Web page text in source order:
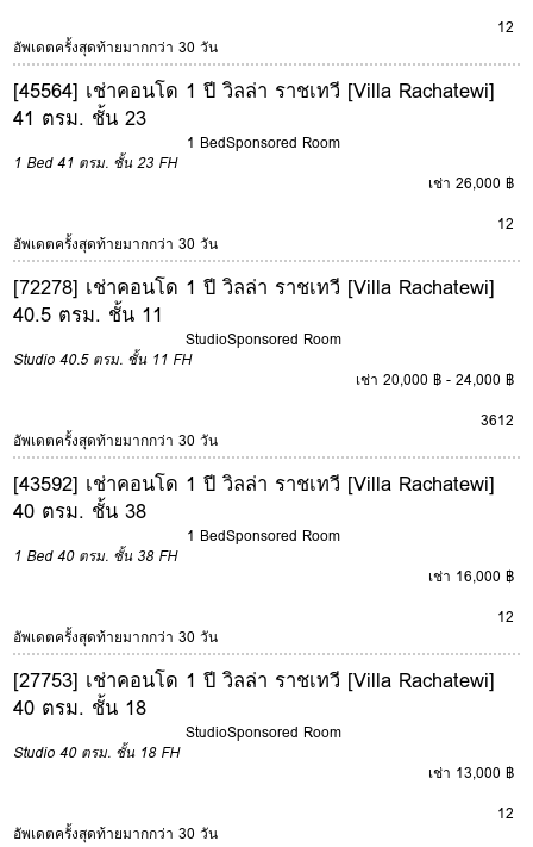
12
อัพเดตครั้งสุดท้ายมากกว่า 30 วัน
[45564] เช่าคอนโด 1 ปี วิลล่า ราชเทวี [Villa Rachatewi]
41 ตรม. ชั้น 23
1 BedSponsored Room
1 Bed 41 ตรม. ชั้น 23 FH
เช่า 26,000 ฿
12
อัพเดตครั้งสุดท้ายมากกว่า 30 วัน
[72278] เช่าคอนโด 1 ปี วิลล่า ราชเทวี [Villa Rachatewi]
40.5 ตรม. ชั้น 11
StudioSponsored Room
Studio 40.5 ตรม. ชั้น 11 FH
เช่า 20,000 ฿ - 24,000 ฿
3612
อัพเดตครั้งสุดท้ายมากกว่า 30 วัน
[43592] เช่าคอนโด 1 ปี วิลล่า ราชเทวี [Villa Rachatewi]
40 ตรม. ชั้น 38
1 BedSponsored Room
1 Bed 40 ตรม. ชั้น 38 FH
เช่า 16,000 ฿
12
อัพเดตครั้งสุดท้ายมากกว่า 30 วัน
[27753] เช่าคอนโด 1 ปี วิลล่า ราชเทวี [Villa Rachatewi]
40 ตรม. ชั้น 18
StudioSponsored Room
Studio 40 ตรม. ชั้น 18 FH
เช่า 13,000 ฿
12
อัพเดตครั้งสุดท้ายมากกว่า 30 วัน